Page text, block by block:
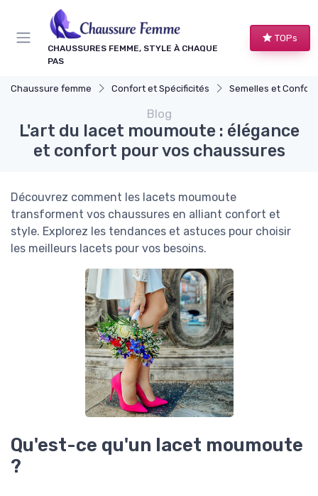
CHAUSSURES FEMME, STYLE À CHAQUE
PAS
TOPs
Chaussure femme Confort et Spécificités Semelles et Confort
Blog
L'art du lacet moumoute : élégance
et confort pour vos chaussures
Découvrez comment les lacets moumoute
transforment vos chaussures en alliant confort et
style. Explorez les tendances et astuces pour choisir
les meilleurs lacets pour vos besoins.
Qu'est-ce qu'un lacet moumoute
?
Panneau de gestion des cookies